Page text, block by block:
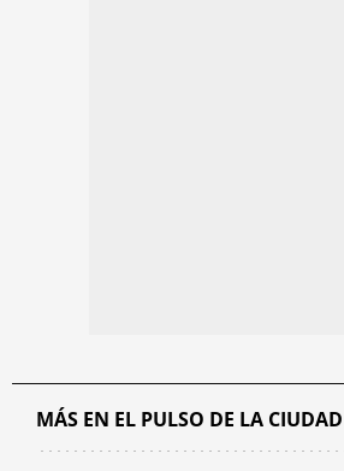
MÁS EN EL PULSO DE LA CIUDAD